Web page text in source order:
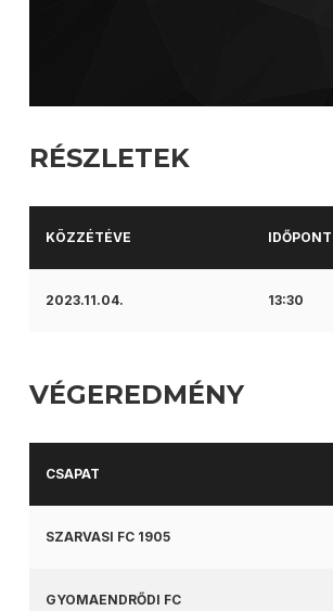
RÉSZLETEK
KÖZZÉTÉVE IDŐPONT
2023.11.04. 13:30
VÉGEREDMÉNY
CSAPAT
SZARVASI FC 1905
GYOMAENDRŐDI FC